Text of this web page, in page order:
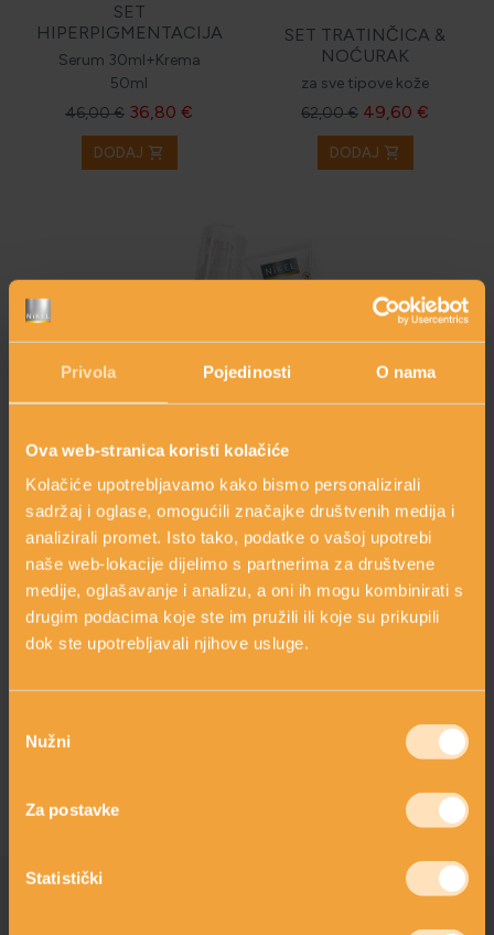
Privola Pojedinosti O nama
Ova web-stranica koristi kolačiće
Kolačiće upotrebljavamo kako bismo personalizirali
sadržaj i oglase, omogućili značajke društvenih medija i
analizirali promet. Isto tako, podatke o vašoj upotrebi
naše web-lokacije dijelimo s partnerima za društvene
medije, oglašavanje i analizu, a oni ih mogu kombinirati s
drugim podacima koje ste im pružili ili koje su prikupili
dok ste upotrebljavali njihove usluge.
pristanka
Nužni
Za postavke
Statistički
SET
HIPERPIGMENTACIJA
Serum 30ml+Krema
50ml
46,00 € 36,80 €
DODAJ shopping_cart
SET TRATINČICA &
NOĆURAK
za sve tipove kože
62,00 € 49,60 €
DODAJ shopping_cart
SET TRATINČICA &
ENERGIZIRAJUĆI
TONIK
pigmentacijske mrlje
66,00 € 52,80 €
DODAJ shopping_cart
(proces stvaranja pigmenta melanina), što je i patentirano.
Koči djelovanje tirozinaze (enzim odgovoran za stvaranje
melanin u epidermi. Smanjenjuje intenzitet i posvjetljuje mrlje.